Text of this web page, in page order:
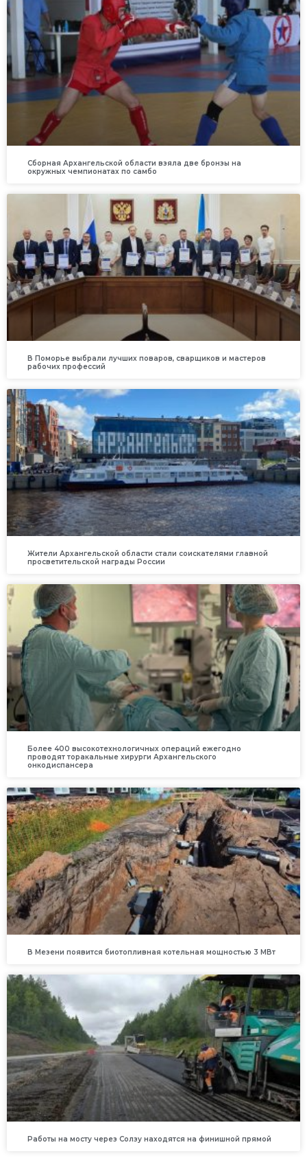
Сборная Архангельской области взяла две бронзы на
окружных чемпионатах по самбо
В Поморье выбрали лучших поваров, сварщиков и мастеров
рабочих профессий
Жители Архангельской области стали соискателями главной
просветительской награды России
Более 400 высокотехнологичных операций ежегодно
проводят торакальные хирурги Архангельского
онкодиспансера
В Мезени появится биотопливная котельная мощностью 3 МВт
Работы на мосту через Солзу находятся на финишной прямой